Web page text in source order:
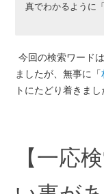
真でわかるように
今回の検索ワード
ましたが、無事に「
トにたどり着きまし
【一応